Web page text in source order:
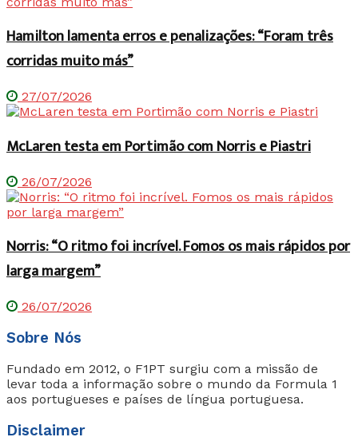
Hamilton lamenta erros e penalizações: “Foram três
corridas muito más”
27/07/2026
McLaren testa em Portimão com Norris e Piastri
26/07/2026
Norris: “O ritmo foi incrível. Fomos os mais rápidos por
larga margem”
26/07/2026
Sobre Nós
Fundado em 2012, o F1PT surgiu com a missão de
levar toda a informação sobre o mundo da Formula 1
aos portugueses e países de língua portuguesa.
Disclaimer